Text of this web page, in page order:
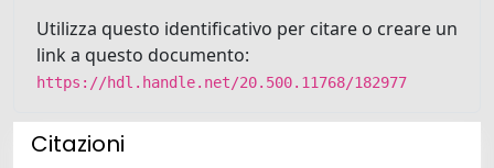
Utilizza questo identificativo per citare o creare un
link a questo documento:
https://hdl.handle.net/20.500.11768/182977
Citazioni